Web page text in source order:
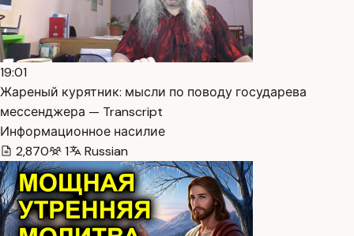
19:01
Жареный курятник: мысли по поводу государева
мессенджера — Transcript
Информационное насилие
2,870
1 Russian